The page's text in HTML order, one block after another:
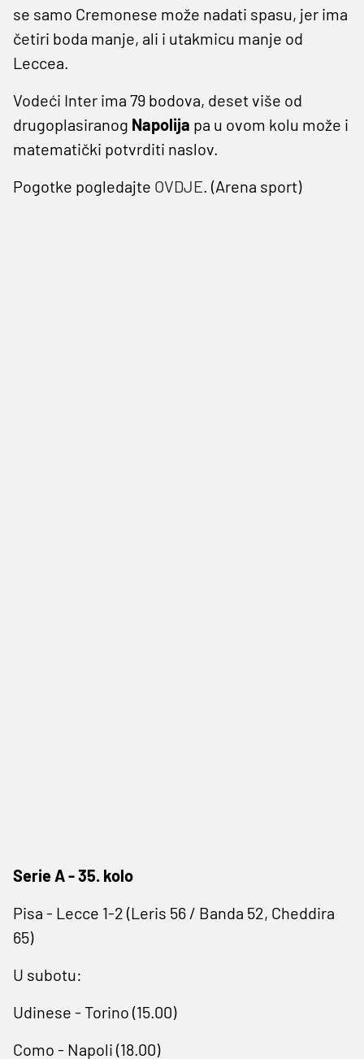
se samo Cremonese može nadati spasu, jer ima
četiri boda manje, ali i utakmicu manje od
Leccea.
Vodeći Inter ima 79 bodova, deset više od
drugoplasiranog Napolija pa u ovom kolu može i
matematički potvrditi naslov.
Pogotke pogledajte OVDJE. (Arena sport)
Serie A - 35. kolo
Pisa - Lecce 1-2 (Leris 56 / Banda 52, Cheddira
65)
U subotu:
Udinese - Torino (15.00)
Como - Napoli (18.00)